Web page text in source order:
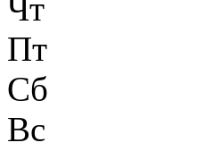
Чт
Пт
Сб
Вс